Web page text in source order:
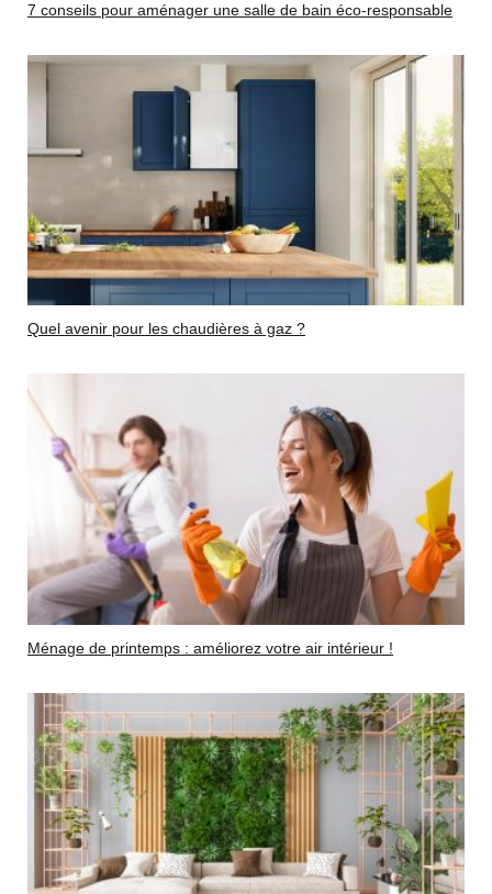
7 conseils pour aménager une salle de bain éco-responsable
Quel avenir pour les chaudières à gaz ?
Ménage de printemps : améliorez votre air intérieur !